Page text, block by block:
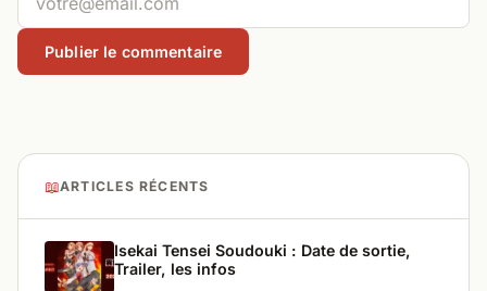
📖ARTICLES RÉCENTS
Isekai Tensei Soudouki : Date de sortie,
Trailer, les infos